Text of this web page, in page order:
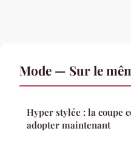
Mode — Sur le
Hyper stylée : la coupe
adopter maintenant